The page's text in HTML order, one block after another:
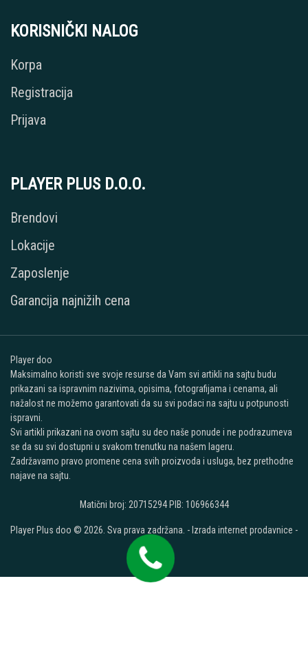
KORISNIČKI NALOG
Korpa
Registracija
Prijava
PLAYER PLUS D.O.O.
Brendovi
Lokacije
Zaposlenje
Garancija najnižih cena
Player doo
Maksimalno koristi sve svoje resurse da Vam svi artikli na sajtu budu
prikazani sa ispravnim nazivima, opisima, fotografijama i cenama, ali
nažalost ne možemo garantovati da su svi podaci na sajtu u potpunosti
ispravni.
Svi artikli prikazani na ovom sajtu su deo naše ponude i ne podrazumeva
se da su svi dostupni u svakom trenutku na našem lageru.
Zadržavamo pravo promene cena svih proizvoda i usluga, bez prethodne
najave na sajtu.
Matični broj: 20715294 PIB: 106966344
Player Plus doo © 2026. Sva prava zadržana. - Izrada internet prodavnice -
Selltico.